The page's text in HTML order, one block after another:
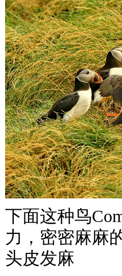
下面这种鸟
力，密密麻麻
头皮发麻